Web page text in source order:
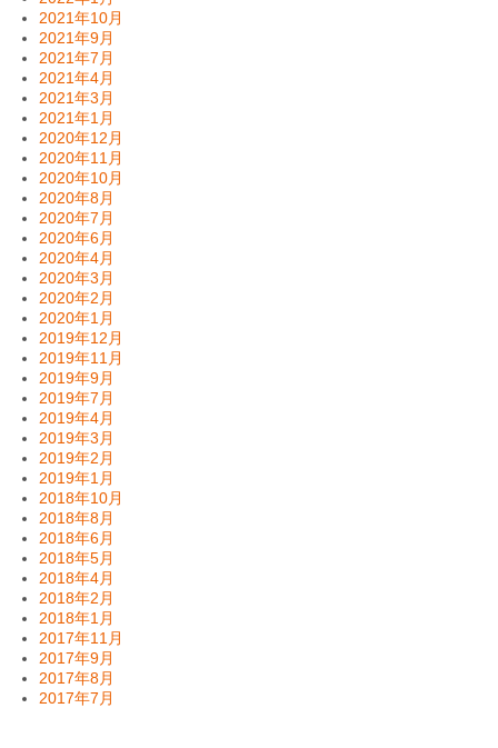
2021年10月
2021年9月
2021年7月
2021年4月
2021年3月
2021年1月
2020年12月
2020年11月
2020年10月
2020年8月
2020年7月
2020年6月
2020年4月
2020年3月
2020年2月
2020年1月
2019年12月
2019年11月
2019年9月
2019年7月
2019年4月
2019年3月
2019年2月
2019年1月
2018年10月
2018年8月
2018年6月
2018年5月
2018年4月
2018年2月
2018年1月
2017年11月
2017年9月
2017年8月
2017年7月